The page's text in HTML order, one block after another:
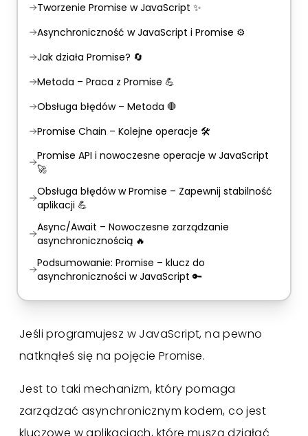
Tworzenie Promise w JavaScript ✨
Asynchroniczność w JavaScript i Promise ⚙️
Jak działa Promise? 🔄
Metoda – Praca z Promise 💪
Obsługa błędów – Metoda 🛑
Promise Chain – Kolejne operacje 🛠️
Promise API i nowoczesne operacje w JavaScript
🚀
Obsługa błędów w Promise – Zapewnij stabilność
aplikacji 💪
Async/Await – Nowoczesne zarządzanie
asynchronicznością 🔥
Podsumowanie: Promise – klucz do
asynchroniczności w JavaScript 🔑
Jeśli programujesz w JavaScript, na pewno
natknąłeś się na pojęcie Promise.
Jest to taki mechanizm, który pomaga
zarządzać asynchronicznym kodem, co jest